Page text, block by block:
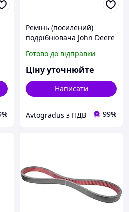
Ремінь (посилений)
подрібнювача John Deere
Готово до відправки
Ціну уточнюйте
Написати
Avtogradus з ПДВ 99%